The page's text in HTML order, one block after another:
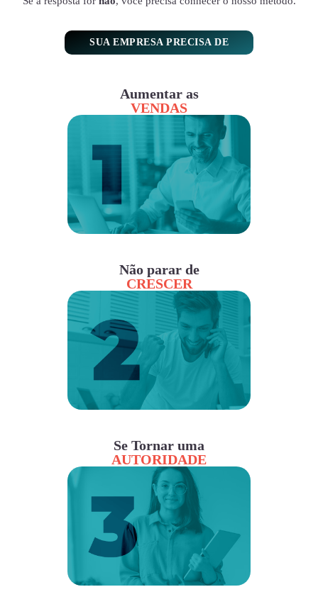
SUA EMPRESA PRECISA DE
Aumentar as
VENDAS
Não parar de
CRESCER
Se Tornar uma
AUTORIDADE